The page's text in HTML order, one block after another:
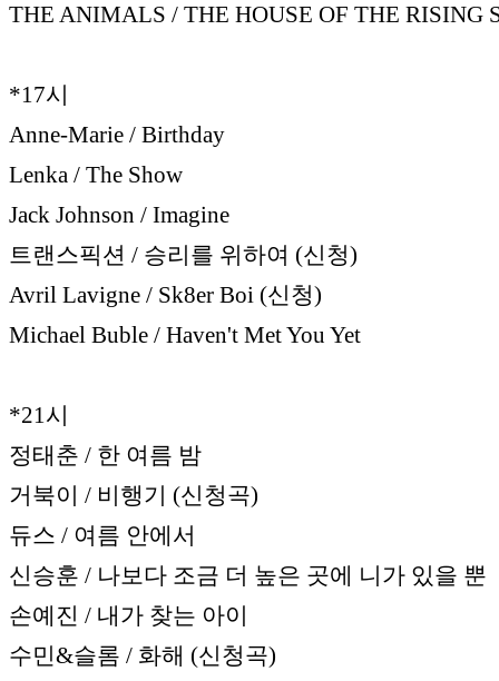
THE ANIMALS / THE HOUSE OF THE RISING
*17시
Anne-Marie / Birthday
Lenka / The Show
Jack Johnson / Imagine
트랜스픽션 / 승리를 위하여 (신청)
Avril Lavigne / Sk8er Boi (신청)
Michael Buble / Haven't Met You Yet
*21시
정태춘 / 한 여름 밤
거북이 / 비행기 (신청곡)
듀스 / 여름 안에서
신승훈 / 나보다 조금 더 높은 곳에 니가 있을 뿐
손예진 / 내가 찾는 아이
수민&슬롬 / 화해 (신청곡)